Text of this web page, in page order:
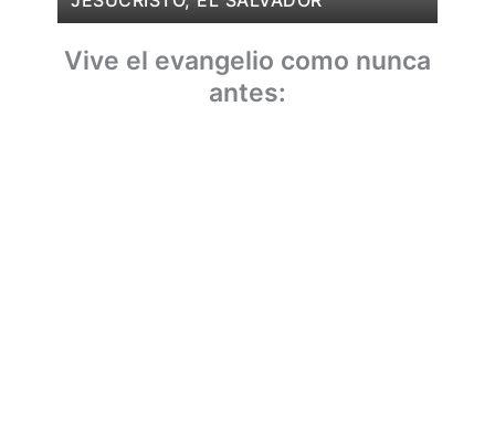
Vive el evangelio como nunca
antes: